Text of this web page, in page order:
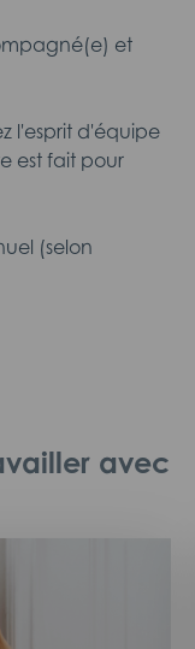
et
l'esprit d'équipe
est fait pour
(selon
avec